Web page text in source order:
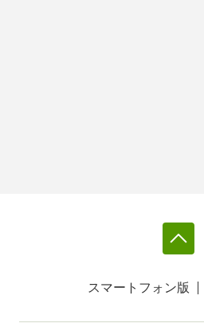
スマートフォン版